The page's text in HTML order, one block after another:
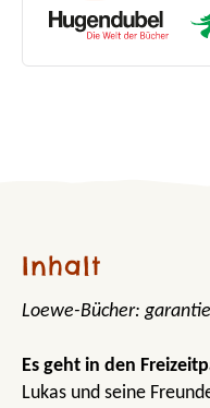
Inhalt
Loewe-Bücher:
Es geht in den
Lukas und seine